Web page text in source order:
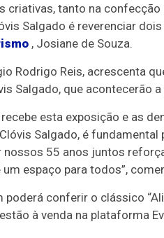
tanto na
Salgado é reverenciar
, Josiane de Souza.
Rodrigo Reis, acrescenta
Salgado, que acontecerão
esta exposição e as
Salgado, é
nossos 55 anos juntos
espaço para todos”,
conferir o clássico
à venda na plataforma